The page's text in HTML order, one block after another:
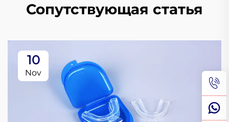
Сопутствующая статья
10
Nov